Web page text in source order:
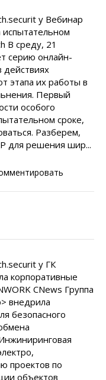
y Вебинар
В среду, 21
серию онлайн-
действиях
этапа их работы в
Первый
особого
сроке,
Разберем,
для решения шир...
y ГК
корпоративные
CNews Группа
внедрила
безопасного
проектов по
объектов